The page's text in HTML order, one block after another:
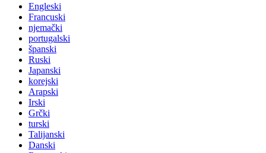
Engleski
Francuski
njemački
portugalski
španski
Ruski
Japanski
korejski
Arapski
Irski
Grčki
turski
Talijanski
Danski